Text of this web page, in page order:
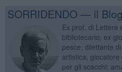
SORRIDENDO — il
Ex prof. di Lettere
bibliotecario; ex
pesce; dilettante
artistica,
per gli scacchi;